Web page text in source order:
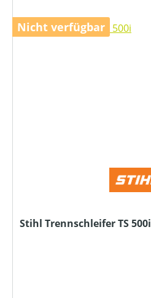
Nicht verfügbar
Stihl Trennschleifer TS 500i